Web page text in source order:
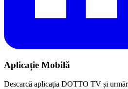
Aplicație Mobilă
Descarcă aplicația DOTTO TV și